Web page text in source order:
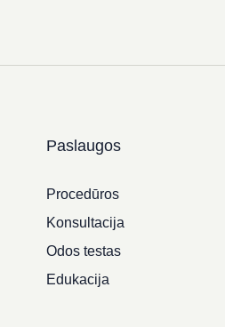
Paslaugos
Procedūros
Konsultacija
Odos testas
Edukacija